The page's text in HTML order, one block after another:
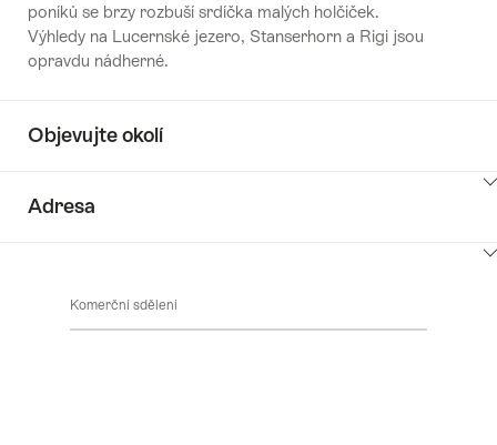
poníků se brzy rozbuší srdíčka malých holčiček.
Výhledy na Lucernské jezero, Stanserhorn a Rigi jsou
opravdu nádherné.
Objevujte okolí
Adresa
Komerční sdělení